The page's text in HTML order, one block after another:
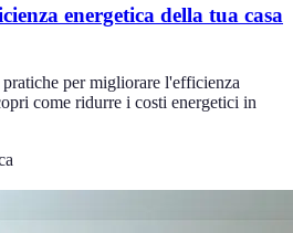
energetica della tua casa
per migliorare l'efficienza
come ridurre i costi energetici in